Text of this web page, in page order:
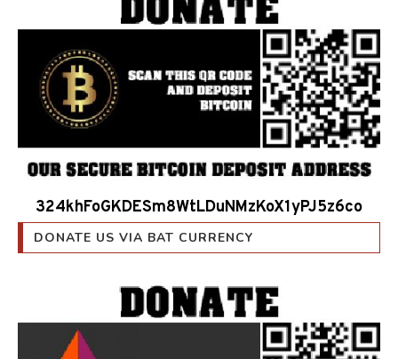
324khFoGKDESm8WtLDuNMzKoX1yPJ5z6co
DONATE US VIA BAT CURRENCY